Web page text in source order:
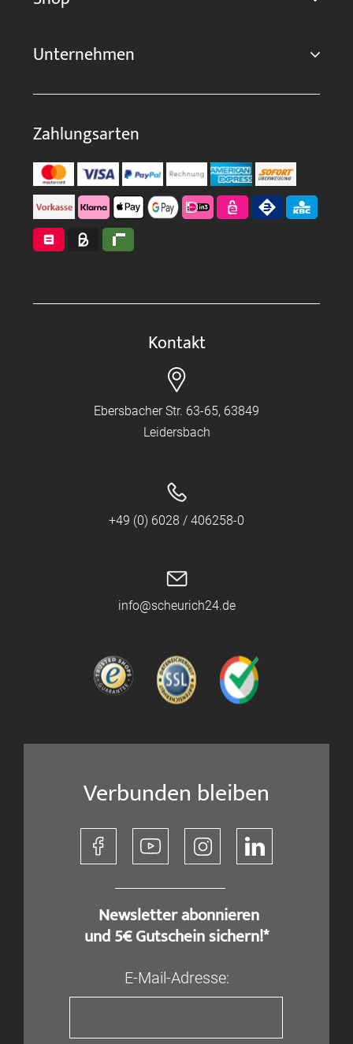
Unternehmen
Zahlungsarten
Kontakt
Ebersbacher Str. 63-65, 63849
Leidersbach
+49 (0) 6028 / 406258-0
info@scheurich24.de
Verbunden bleiben
​ Newsletter abonnieren
und 5€ Gutschein sichern!*
E-Mail-Adresse: